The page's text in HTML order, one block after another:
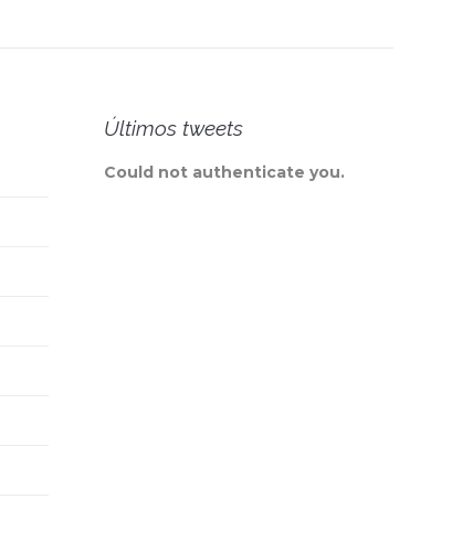
no es salvación para
los demás es una
¡Muchos se visten, caminan y
Últimos tweets
Could not authenticate you.